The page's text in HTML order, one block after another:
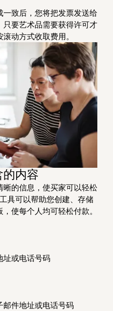
致后，您将把发票发送给
要艺术品需要获得许可才
动方式收取费用。
内容
的信息，使买家可以轻松
具可以帮助您创建、存储
使每个人均可轻松付款。
址或电话号码
邮件地址或电话号码